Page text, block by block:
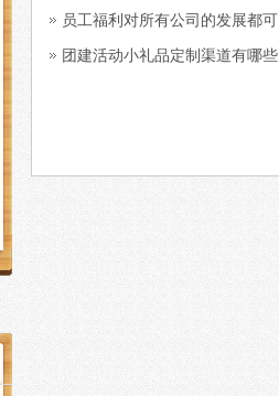
员工福利对所有公司的发展都
团建活动小礼品定制渠道有哪